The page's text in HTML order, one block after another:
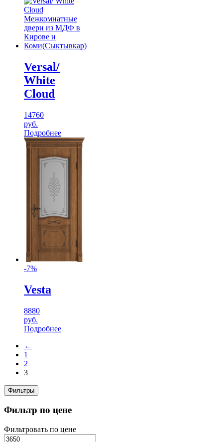
Versal/
White
Cloud
14760
руб.
Подробнее
-7%
Vesta
8880
руб.
Подробнее
←
1
2
3
Фильтры
Фильтр по цене
Фильтровать по цене